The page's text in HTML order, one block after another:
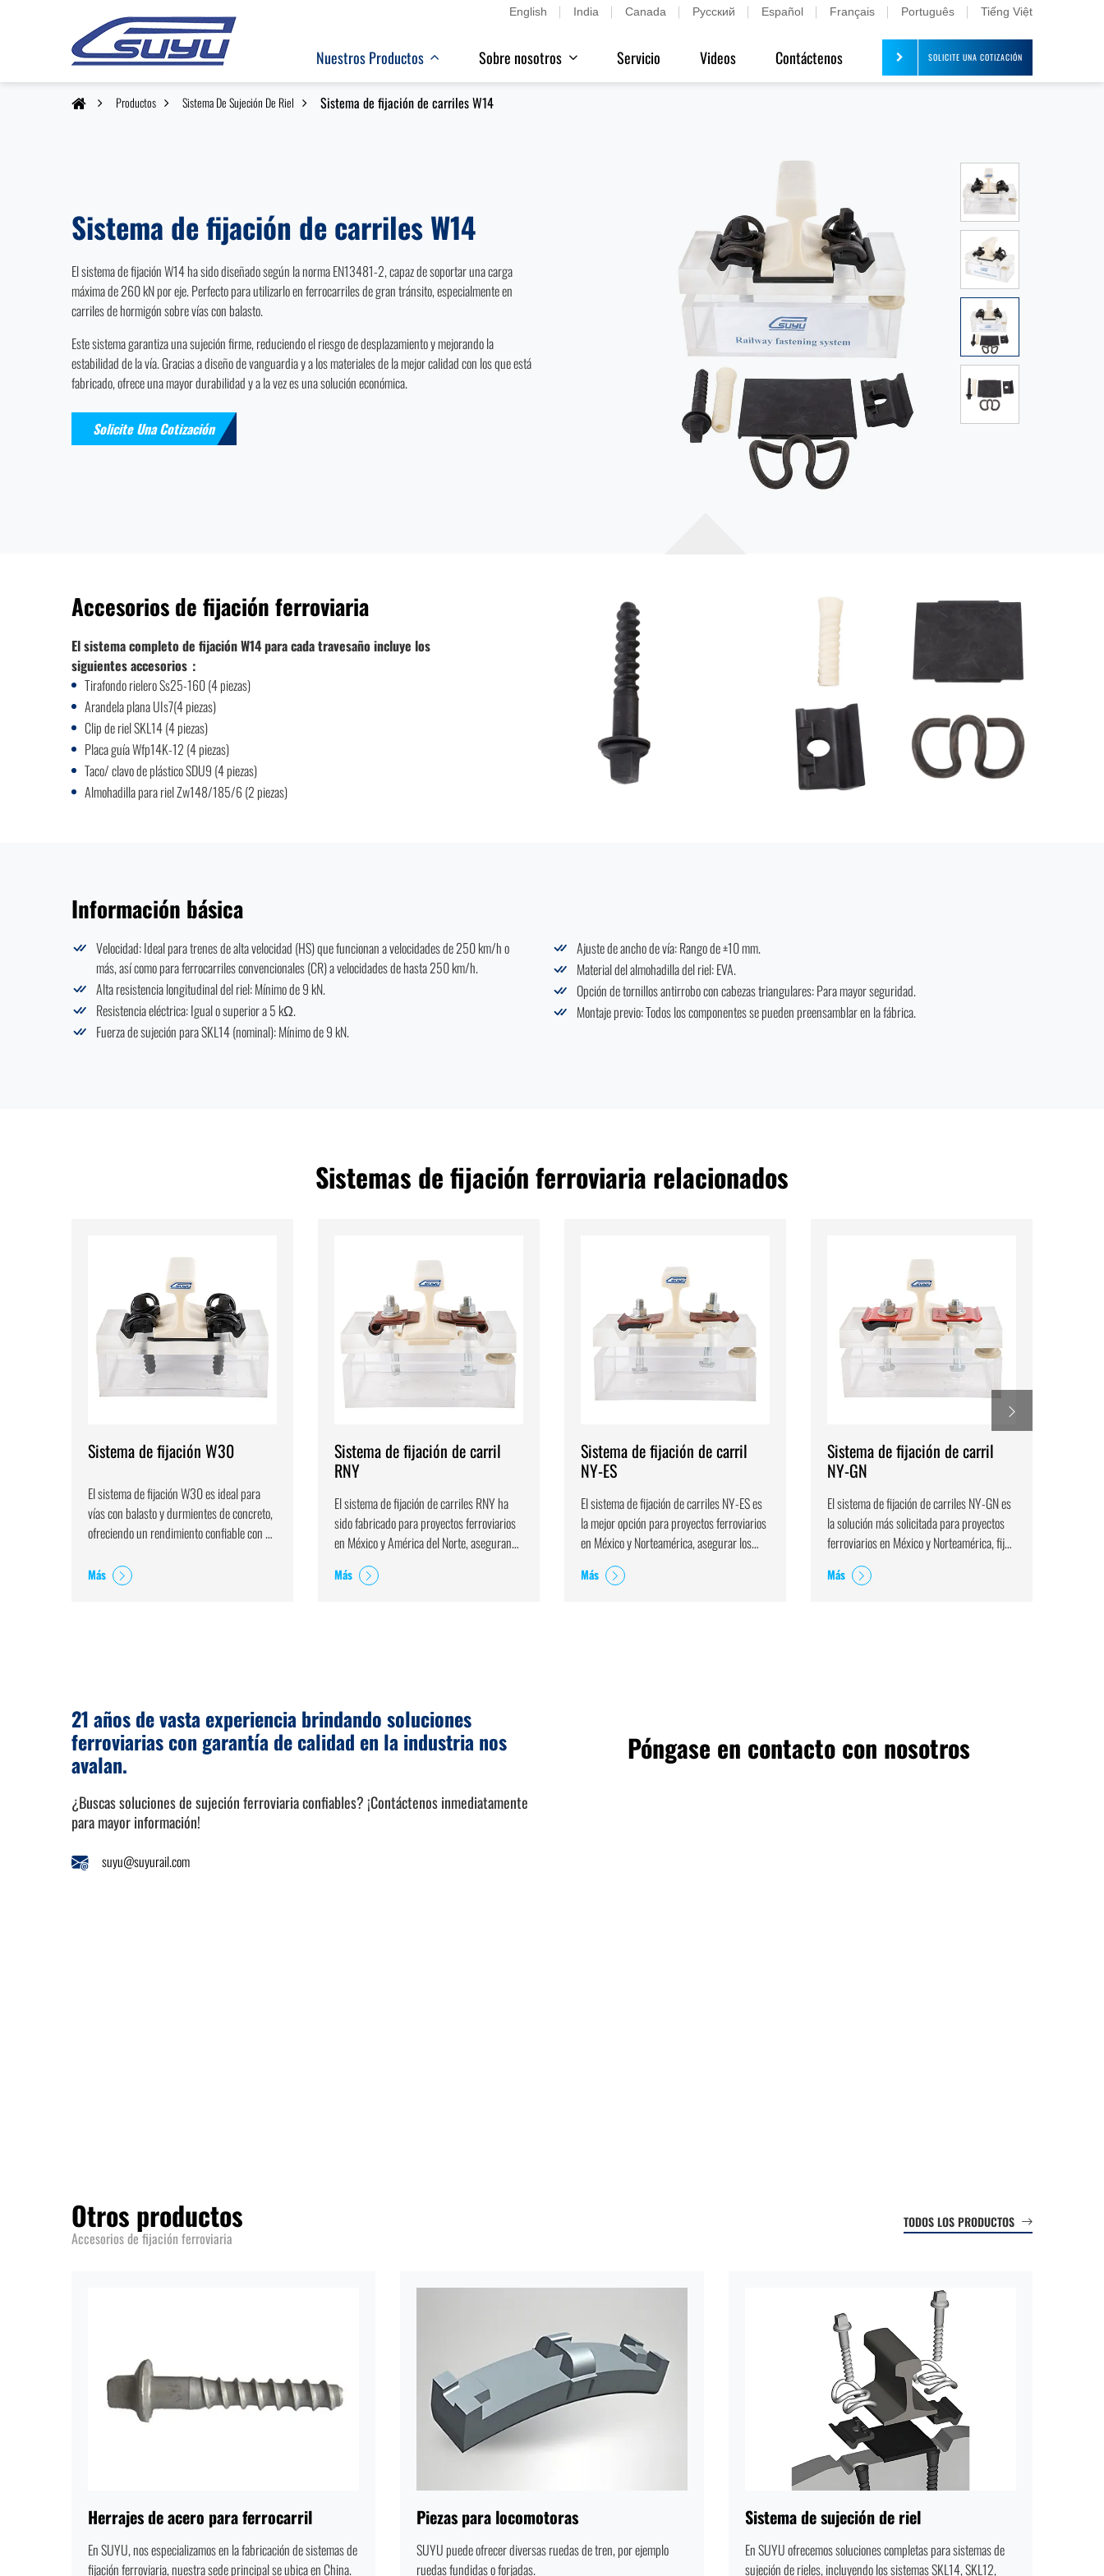
English India Canada Русский Español Français Português Tiếng Việt
Nuestros Productos Sobre nosotros Servicio Videos Contáctenos SOLICITE UNA COTIZACIÓN
Productos Sistema De Sujeción De Riel Sistema de fijación de carriles W14
Sistema de fijación de carriles W14
El sistema de fijación W14 ha sido diseñado según la norma EN13481-2, capaz de soportar una carga
máxima de 260 kN por eje. Perfecto para utilizarlo en ferrocarriles de gran tránsito, especialmente en
carriles de hormigón sobre vías con balasto.
Este sistema garantiza una sujeción firme, reduciendo el riesgo de desplazamiento y mejorando la
estabilidad de la vía. Gracias a diseño de vanguardia y a los materiales de la mejor calidad con los que está
fabricado, ofrece una mayor durabilidad y a la vez es una solución económica.
Solicite Una Cotización
Accesorios de fijación ferroviaria
El sistema completo de fijación W14 para cada travesaño incluye los
siguientes accesorios：
Tirafondo rielero Ss25-160 (4 piezas)
Arandela plana UIs7(4 piezas)
Clip de riel SKL14 (4 piezas)
Placa guía Wfp14K-12 (4 piezas)
Taco/ clavo de plástico SDU9 (4 piezas)
Almohadilla para riel Zw148/185/6 (2 piezas)
Información básica
Velocidad: Ideal para trenes de alta velocidad (HS) que funcionan a velocidades de 250 km/h o
más, así como para ferrocarriles convencionales (CR) a velocidades de hasta 250 km/h.
Alta resistencia longitudinal del riel: Mínimo de 9 kN.
Resistencia eléctrica: Igual o superior a 5 kΩ.
Fuerza de sujeción para SKL14 (nominal): Mínimo de 9 kN.
Ajuste de ancho de vía: Rango de ±10 mm.
Material del almohadilla del riel: EVA.
Opción de tornillos antirrobo con cabezas triangulares: Para mayor seguridad.
Montaje previo: Todos los componentes se pueden preensamblar en la fábrica.
Sistemas de fijación ferroviaria relacionados
Sistema de fijación W30
El sistema de fijación W30 es ideal para
vías con balasto y durmientes de concreto,
ofreciendo un rendimiento confiable con un
mantenimiento.
Más
Sistema de fijación de carril
RNY
El sistema de fijación de carriles RNY ha
sido fabricado para proyectos ferroviarios
en México y América del Norte, asegurando
rieles 115RE sobre durmientes de
concreto.
Más
Sistema de fijación de carril
NY-ES
El sistema de fijación de carriles NY-ES es
la mejor opción para proyectos ferroviarios
en México y Norteamérica, asegurar los
rieles 115RE sobre durmientes de
concreto.
Más
Sistema de fijación de carril
NY-GN
El sistema de fijación de carriles NY-GN es
la solución más solicitada para proyectos
ferroviarios en México y Norteamérica, fija
de manera efectiva los rieles 115RE sobre
durmientes de concreto.
Más
21 años de vasta experiencia brindando soluciones
ferroviarias con garantía de calidad en la industria nos
avalan.
¿Buscas soluciones de sujeción ferroviaria confiables? ¡Contáctenos inmediatamente
para mayor información!
suyu@suyurail.com
Póngase en contacto con nosotros
Otros productos
Accesorios de fijación ferroviaria
TODOS LOS PRODUCTOS
Herrajes de acero para ferrocarril
En SUYU, nos especializamos en la fabricación de sistemas de
fijación ferroviaria, nuestra sede principal se ubica en China.
Piezas para locomotoras
SUYU puede ofrecer diversas ruedas de tren, por ejemplo
ruedas fundidas o forjadas.
Sistema de sujeción de riel
En SUYU ofrecemos soluciones completas para sistemas de
sujeción de rieles, incluyendo los sistemas SKL14, SKL12,